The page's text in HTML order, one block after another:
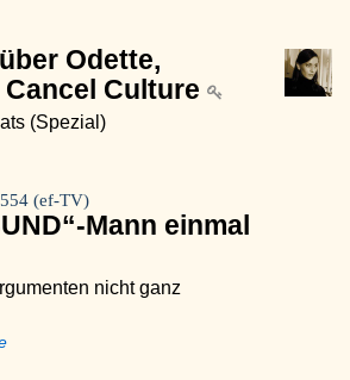
Odette,
Culture
(Spezial)
554 (ef-TV)
Mann einmal
nicht ganz